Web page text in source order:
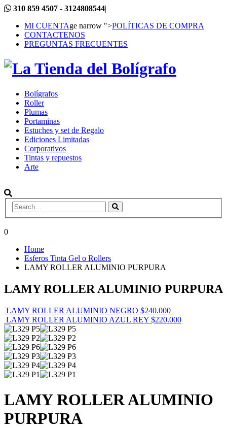
310 859 4507 - 3124808544|
MI CUENTAge narrow ">POLÍTICAS DE COMPRA
CONTACTENOS
PREGUNTAS FRECUENTES
Bolígrafos
Roller
Plumas
Portaminas
Estuches y set de Regalo
Ediciones Limitadas
Corporativos
Tintas y repuestos
Arte
0
Home
Esferos Tinta Gel o Rollers
LAMY ROLLER ALUMINIO PURPURA
LAMY ROLLER ALUMINIO PURPURA
LAMY ROLLER ALUMINIO NEGRO $240.000
LAMY ROLLER ALUMINIO AZUL REY $220.000
LAMY ROLLER ALUMINIO
PURPURA